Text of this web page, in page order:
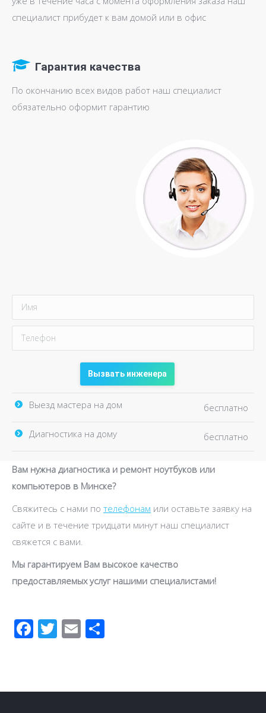
специалист прибудет к вам домой или в офис
Гарантия качества
По окончанию всех видов работ наш специалист
обязательно оформит гарантию
Выезд мастера на дом бесплатно
Диагностика на дому бесплатно
Вам нужна диагностика и ремонт ноутбуков или
компьютеров в Минске?
Свяжитесь с нами по телефонам или оставьте заявку на
сайте и в течение тридцати минут наш специалист
свяжется с вами.
Мы гарантируем Вам высокое качество
предоставляемых услуг нашими специалистами!
Facebook
Twitter
Email